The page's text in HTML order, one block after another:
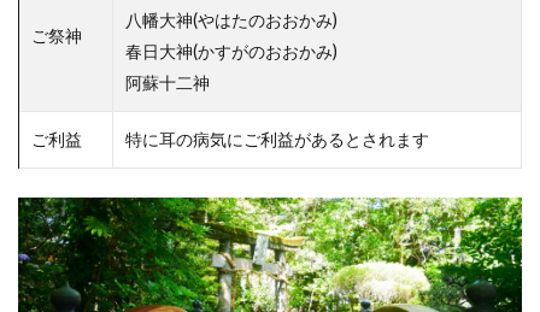
ご祭神
八幡大神(やはたのおおかみ)
春日大神(かすがのおおかみ)
阿蘇十二神
ご利益 特に耳の病気にご利益があるとされます